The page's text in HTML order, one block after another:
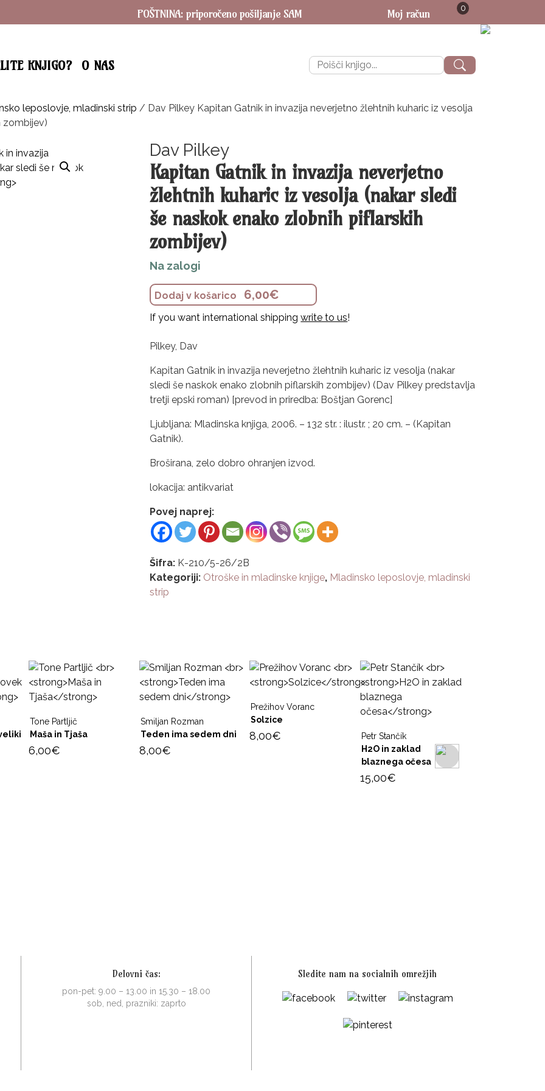
POŠTNINA: priporočeno pošiljanje SAMO 3 € (za povzetje 4 €) - ne glede na količino in težo knjig!
0
Moj račun
KNJIGO? O NAS Išči:
leposlovje, mladinski strip / Dav Pilkey Kapitan Gatnik in invazija neverjetno žlehtnih kuharic iz vesolja
zombijev)
Dav Pilkey
Kapitan Gatnik in invazija neverjetno
žlehtnih kuharic iz vesolja (nakar sledi
še naskok enako zlobnih piflarskih
zombijev)
Na zalogi
Dodaj v košarico 6,00€
If you want international shippingwrite to us!
Pilkey, Dav
Kapitan Gatnik in invazija neverjetno žlehtnih kuharic iz vesolja (nakar
sledi še naskok enako zlobnih piflarskih zombijev) (Dav Pilkey predstavlja
tretji epski roman) [prevod in priredba: Boštjan Gorenc]
Ljubljana: Mladinska knjiga, 2006. – 132 str. : ilustr. ; 20 cm. – (Kapitan
Gatnik).
Broširana, zelo dobro ohranjen izvod.
lokacija: antikvariat
Povej naprej:
Šifra: K-210/5-26/2B
Kategoriji: Otroške in mladinske knjige, Mladinsko leposlovje, mladinski
strip
Tone Partljič
Maša in Tjaša
6,00€
Smiljan Rozman
Teden ima sedem dni
8,00€
Prežihov Voranc
Solzice
8,00€
Petr Stančík
H2O in zaklad
blaznega očesa
15,00€
Delovni čas:
pon-pet: 9.00 – 13.00 in 15.30 – 18.00
sob, ned, prazniki: zaprto
Sledite nam na socialnih omrežjih